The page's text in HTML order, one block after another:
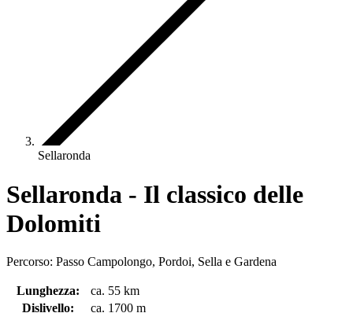
Sellaronda
Sellaronda - Il classico delle
Dolomiti
Percorso: Passo Campolongo, Pordoi, Sella e Gardena
Lunghezza:
ca. 55 km
Dislivello:
ca. 1700 m